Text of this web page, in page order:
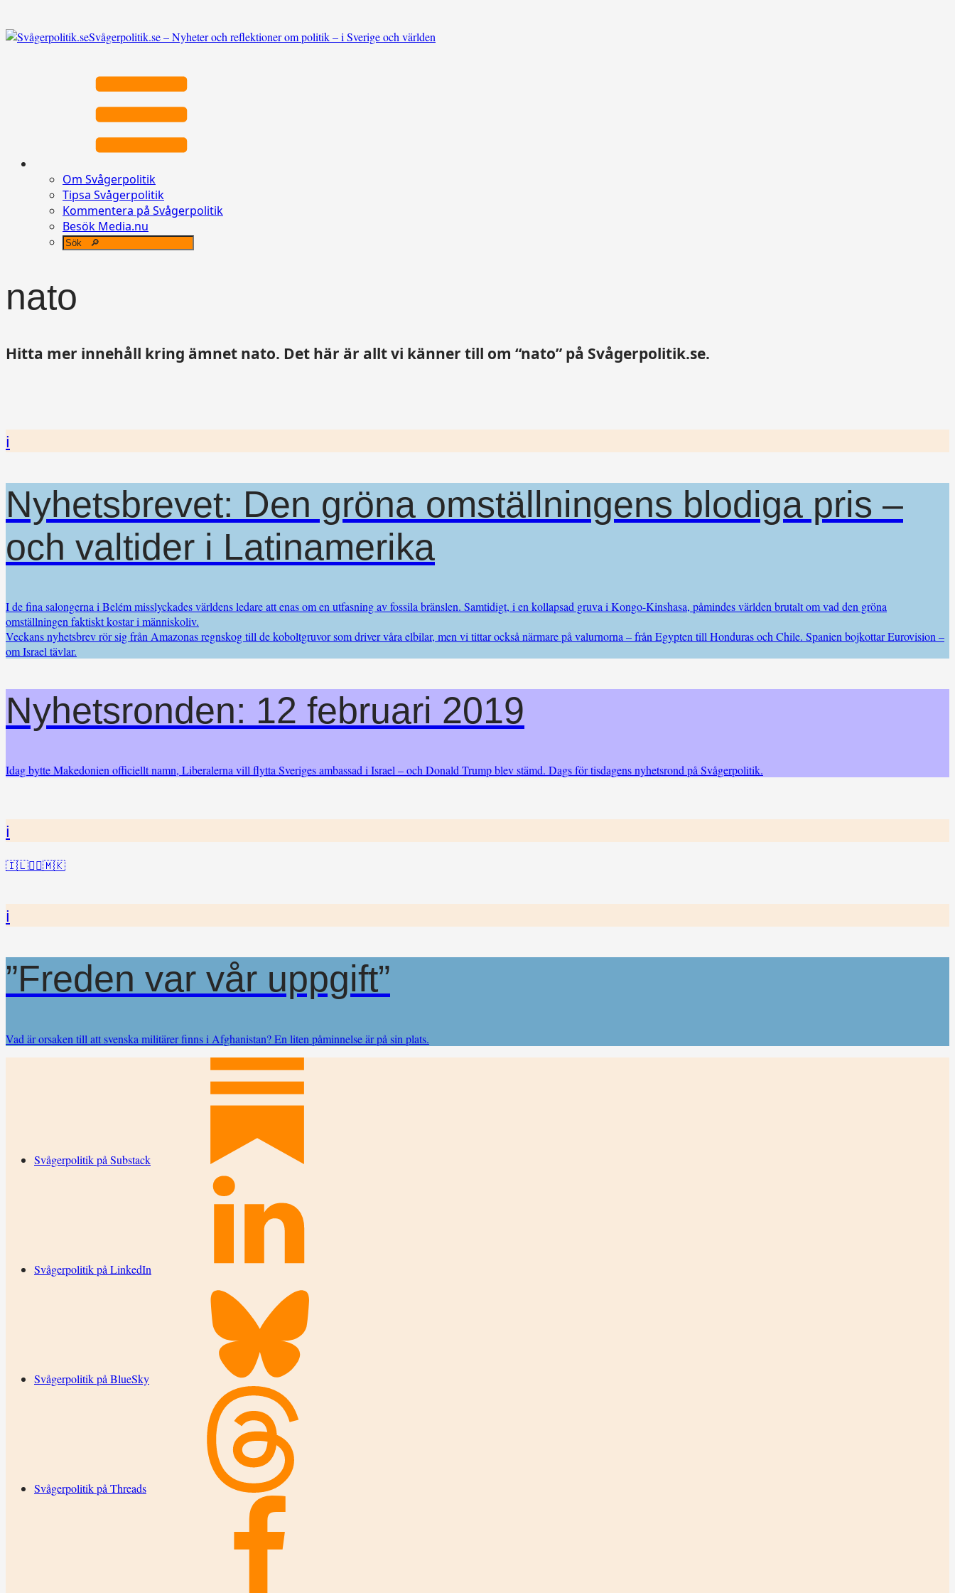
Svågerpolitik.se – Nyheter och reflektioner om politik – i Sverige och världen
Om Svågerpolitik
Tipsa Svågerpolitik
Kommentera på Svågerpolitik
Besök Media.nu
nato
Hitta mer innehåll kring ämnet nato. Det här är allt vi känner till om “nato” på Svågerpolitik.se.
i
Nyhetsbrevet: Den gröna omställningens blodiga pris –
och valtider i Latinamerika
I de fina salongerna i Belém misslyckades världens ledare att enas om en utfasning av fossila bränslen. Samtidigt, i en kollapsad gruva i Kongo-Kinshasa, påmindes världen brutalt om vad den gröna
omställningen faktiskt kostar i människoliv.
Veckans nyhetsbrev rör sig från Amazonas regnskog till de koboltgruvor som driver våra elbilar, men vi tittar också närmare på valurnorna – från Egypten till Honduras och Chile. Spanien bojkottar Eurovision –
om Israel tävlar.
Nyhetsronden: 12 februari 2019
Idag bytte Makedonien officiellt namn, Liberalerna vill flytta Sveriges ambassad i Israel – och Donald Trump blev stämd. Dags för tisdagens nyhetsrond på Svågerpolitik.
i
🇮🇱👨‍⚖️🇲🇰
i
”Freden var vår uppgift”
Vad är orsaken till att svenska militärer finns i Afghanistan? En liten påminnelse är på sin plats.
Svågerpolitik på Substack
Svågerpolitik på LinkedIn
Svågerpolitik på BlueSky
Svågerpolitik på Threads